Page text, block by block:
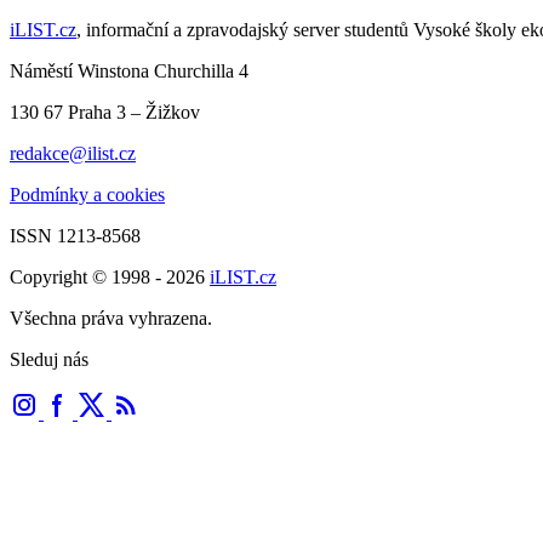
iLIST.cz, informační a zpravodajský server studentů Vysoké školy
Náměstí Winstona Churchilla 4
130 67 Praha 3 – Žižkov
redakce@ilist.cz
Podmínky a cookies
ISSN 1213-8568
Copyright © 1998 - 2026 iLIST.cz
Všechna práva vyhrazena.
Sleduj nás